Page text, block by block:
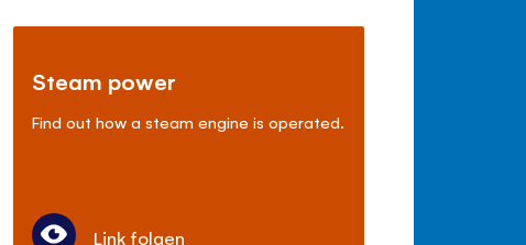
Steam power
Find out how a steam engine is operated.
Link folgen